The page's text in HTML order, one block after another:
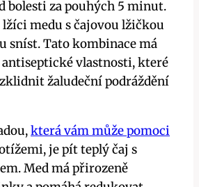
bolesti za pouhých 5 minut.
medu s čajovou lžičkou
sníst. Tato kombinace má
vlastnosti, které
⁤žaludeční podráždění
která vám může pomoci
je pít teplý čaj s
Med má přirozeně